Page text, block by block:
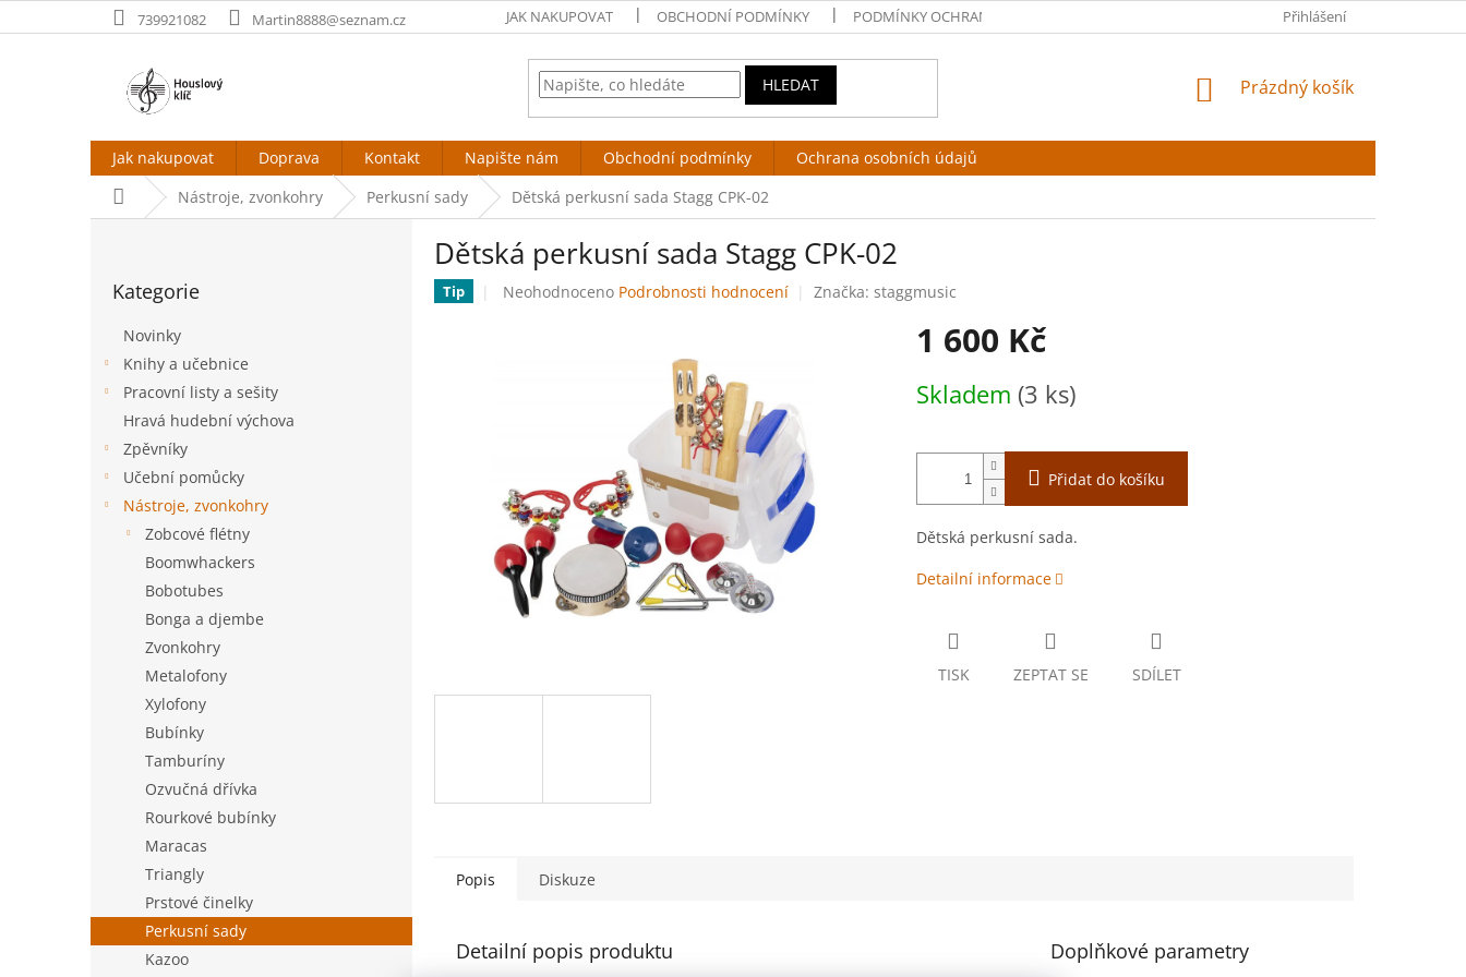
na
739921082 Martin8888@seznam.cz JAK NAKUPOVAT OBCHODNÍ PODMÍNKY PODMÍNKY OCHRANY OSOBNÍCH ÚDAJŮ Přihlášení
HLEDAT
NÁKUPNÍ
Prázdný košík
Jak nakupovat Doprava Kontakt Napište nám Obchodní podmínky
Ochrana osobních údajů
Domů Nástroje, zvonkohry Perkusní sady Dětská perkusní sada Stagg CPK-02
kategorie
Kategorie
Novinky
Knihy a učebnice
Pracovní listy a sešity
Hravá hudební výchova
Zpěvníky
Učební pomůcky
Nástroje, zvonkohry
Zobcové flétny
Boomwhackers
Bobotubes
Bonga a djembe
Zvonkohry
Metalofony
Xylofony
Bubínky
Tamburíny
Ozvučná dřívka
Rourkové bubínky
Maracas
Triangly
Prstové činelky
Perkusní sady
Kazoo
Dětská perkusní sada Stagg CPK-02
Tip
Průměrné
Neohodnoceno Podrobnosti hodnocení Značka: staggmusic
1 600 Kč
cena:
Skladem (3 ks)
Přidat do košíku
Dětská perkusní sada.
Detailní informace
TISK ZEPTAT SE SDÍLET
Popis Diskuze
Detailní popis produktu Doplňkové parametry